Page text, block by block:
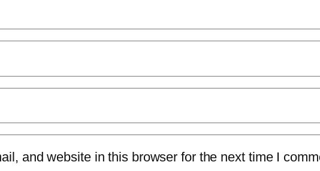
and website in this browser for the next time I